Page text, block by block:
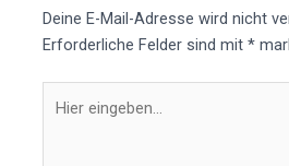
Deine E-Mail-Adresse wird nicht
Erforderliche Felder sind mit*
eingeben…